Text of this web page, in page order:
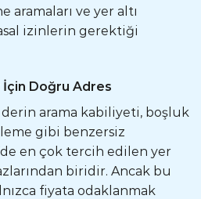
aramaları ve yer altı
izinlerin gerektiği
Doğru Adres
arama kabiliyeti, boşluk
gibi benzersiz
en çok tercih edilen yer
biridir. Ancak bu
fiyata odaklanmak